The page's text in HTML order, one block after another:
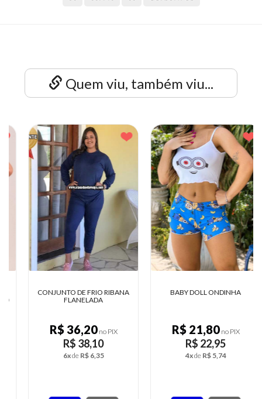
Quem viu, também viu...
CONJUNTO DE FRIO RIBANA
FLANELADA
R$ 36,20no PIX
R$ 38,10
deR$ 6,35
BABY DOLL ONDINHA
R$ 21,80no PIX
R$ 22,95
deR$ 5,74